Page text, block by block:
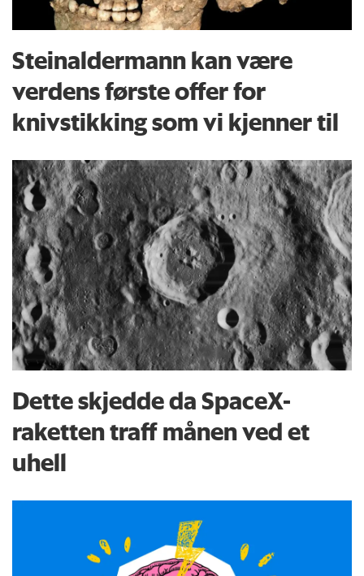
Steinaldermann kan være
verdens første offer for
knivstikking som vi kjenner til
Dette skjedde da SpaceX-
raketten traff månen ved et
uhell